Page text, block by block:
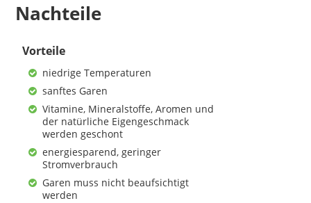
Nachteile
Vorteile
niedrige Temperaturen
sanftes Garen
Vitamine, Mineralstoffe, Aromen und
der natürliche Eigengeschmack
werden geschont
energiesparend, geringer
Stromverbrauch
Garen muss nicht beaufsichtigt
werden